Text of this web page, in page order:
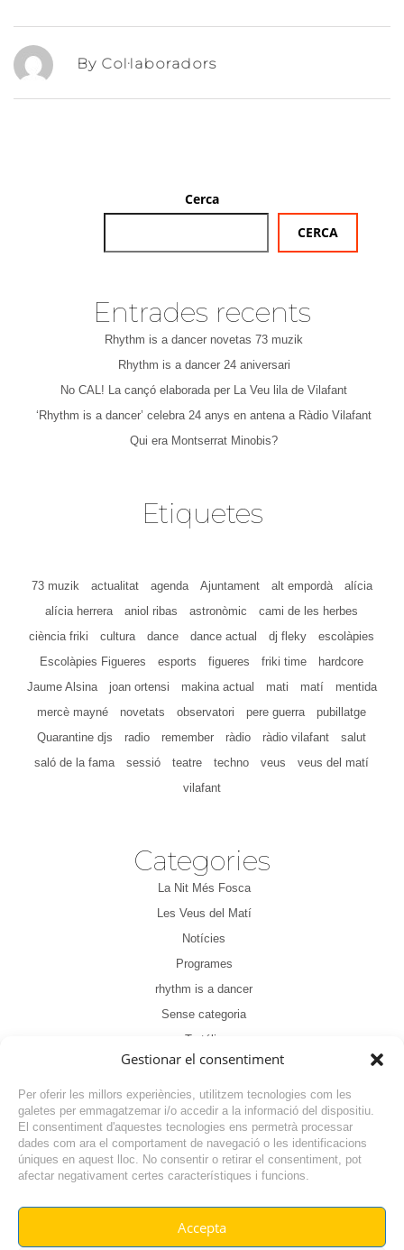
Gestionar el consentiment
Per oferir les millors experiències, utilitzem tecnologies com les
galetes per emmagatzemar i/o accedir a la informació del dispositiu.
El consentiment d'aquestes tecnologies ens permetrà processar
dades com ara el comportament de navegació o les identificacions
úniques en aquest lloc. No consentir o retirar el consentiment, pot
afectar negativament certes característiques i funcions.
Accepta
By Col·laboradors
Cerca
CERCA
Entrades recents
Rhythm is a dancer novetas 73 muzik
Rhythm is a dancer 24 aniversari
No CAL! La cançó elaborada per La Veu lila de Vilafant
‘Rhythm is a dancer’ celebra 24 anys en antena a Ràdio Vilafant
Qui era Montserrat Minobis?
Etiquetes
73 muzik actualitat agenda Ajuntament alt empordà
alícia
alícia herrera
aniol ribas astronòmic
cami de les herbes
ciència friki
cultura dance dance actual dj fleky
escolàpies
Escolàpies Figueres
esports figueres friki time
hardcore
Jaume Alsina
joan ortensi makina actual mati matí
mentida
mercè mayné
novetats observatori pere guerra
pubillatge
Quarantine djs
radio remember ràdio ràdio vilafant
salut
saló de la fama
sessió teatre techno veus
veus del matí
vilafant
Categories
La Nit Més Fosca
Les Veus del Matí
Notícies
Programes
rhythm is a dancer
Sense categoria
Tertúlia
NOTÍCIA ANTERIOR
NOTÍCIA SEGÜENT
© RADIO VILAFANT 2024